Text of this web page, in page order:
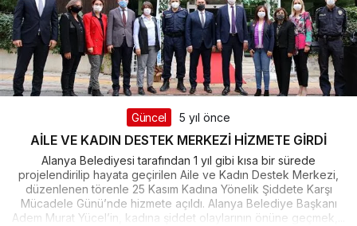
Güncel 5 yıl önce
AİLE VE KADIN DESTEK MERKEZİ HİZMETE GİRDİ
Alanya Belediyesi tarafından 1 yıl gibi kısa bir sürede
projelendirilip hayata geçirilen Aile ve Kadın Destek Merkezi,
düzenlenen törenle 25 Kasım Kadına Yönelik Şiddete Karşı
Mücadele Günü’nde hizmete açıldı. Alanya Belediye Başkanı
Adem Murat Yücel’in, kadına şiddet olaylarının önüne geçmek,...